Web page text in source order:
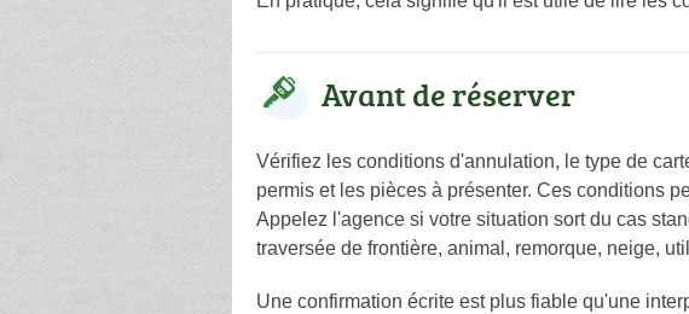
Avant de réserver
Vérifiez les conditions d'annulation, le type de
permis et les pièces à présenter. Ces conditions
Appelez l'agence si votre situation sort du cas
traversée de frontière, animal, remorque, neige,
Une confirmation écrite est plus fiable qu'une